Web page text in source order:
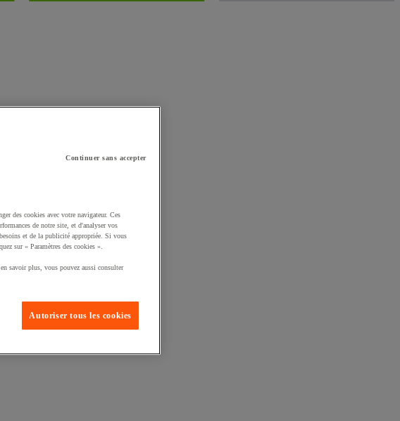
Continuer sans accepter
des cookies avec votre navigateur. Ces
de notre site, et d'analyser vos
et de la publicité appropriée. Si vous
sur « Paramètres des cookies ».
savoir plus, vous pouvez aussi consulter
Autoriser tous les cookies